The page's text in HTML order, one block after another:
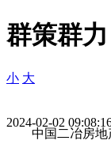
群策群
小 大
2024-02-02
中国二冶房